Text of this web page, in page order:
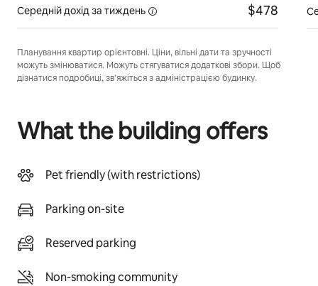
Середній дохідза тиждень $478
Планування квартир орієнтовні. Ціни, вільні дати та зручності
можуть змінюватися. Можуть стягуватися додаткові збори. Щоб
дізнатися подробиці, зв’яжіться з адміністрацією будинку.
What the building offers
Pet friendly (with restrictions)
Parking on-site
Reserved parking
Non-smoking community